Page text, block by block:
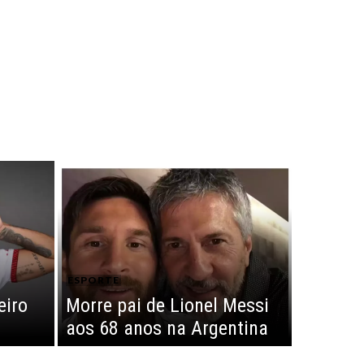
ESPORTE
Morre pai de Lionel Messi
aos 68 anos na Argentina